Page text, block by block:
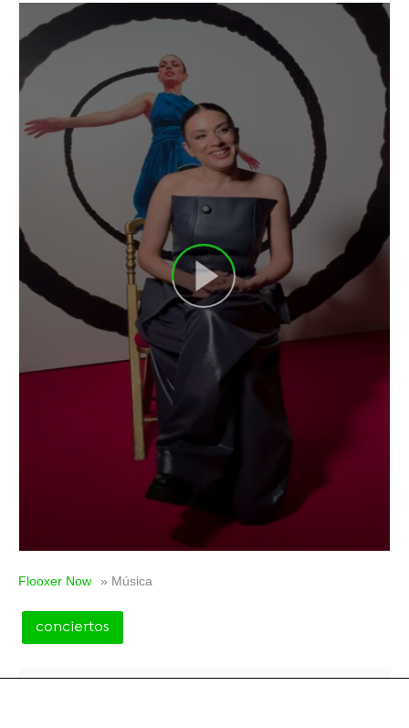
Flooxer Now » Música
conciertos